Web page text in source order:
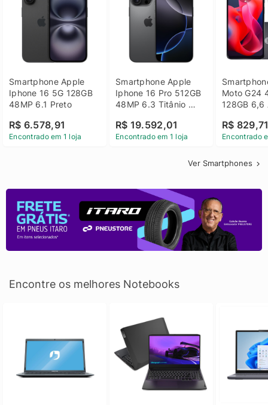
Smartphone Apple
Iphone 16 5G 128GB
48MP 6.1 Preto
R$ 6.578,91
Encontrado em 1 loja
Smartphone Apple
Iphone 16 Pro 512GB
48MP 6.3 Titânio
R$ 19.592,01
Encontrado em 1 loja
Moto G24
128GB 6,6
R$
Encontrado
Ver Smartphones
Encontre os melhores Notebooks